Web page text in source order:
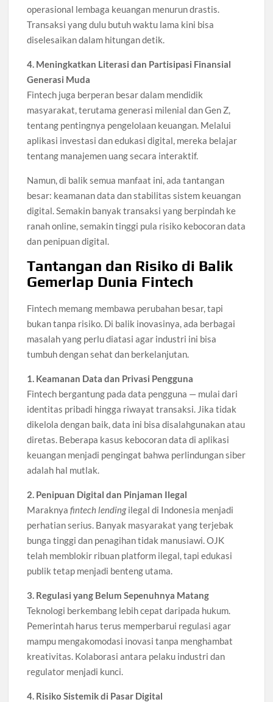
operasional lembaga keuangan menurun drastis.
Transaksi yang dulu butuh waktu lama kini bisa
diselesaikan dalam hitungan detik.
4. Meningkatkan Literasi dan Partisipasi Finansial
Generasi Muda
Fintech juga berperan besar dalam mendidik
masyarakat, terutama generasi milenial dan Gen Z,
tentang pentingnya pengelolaan keuangan. Melalui
aplikasi investasi dan edukasi digital, mereka belajar
tentang manajemen uang secara interaktif.
Namun, di balik semua manfaat ini, ada tantangan
besar: keamanan data dan stabilitas sistem keuangan
digital. Semakin banyak transaksi yang berpindah ke
ranah online, semakin tinggi pula risiko kebocoran data
dan penipuan digital.
Tantangan dan Risiko di Balik
Gemerlap Dunia Fintech
Fintech memang membawa perubahan besar, tapi
bukan tanpa risiko. Di balik inovasinya, ada berbagai
masalah yang perlu diatasi agar industri ini bisa
tumbuh dengan sehat dan berkelanjutan.
1. Keamanan Data dan Privasi Pengguna
Fintech bergantung pada data pengguna — mulai dari
identitas pribadi hingga riwayat transaksi. Jika tidak
dikelola dengan baik, data ini bisa disalahgunakan atau
diretas. Beberapa kasus kebocoran data di aplikasi
keuangan menjadi pengingat bahwa perlindungan siber
adalah hal mutlak.
2. Penipuan Digital dan Pinjaman Ilegal
Maraknyafintech lendingilegal di Indonesia menjadi
perhatian serius. Banyak masyarakat yang terjebak
bunga tinggi dan penagihan tidak manusiawi. OJK
telah memblokir ribuan platform ilegal, tapi edukasi
publik tetap menjadi benteng utama.
3. Regulasi yang Belum Sepenuhnya Matang
Teknologi berkembang lebih cepat daripada hukum.
Pemerintah harus terus memperbarui regulasi agar
mampu mengakomodasi inovasi tanpa menghambat
kreativitas. Kolaborasi antara pelaku industri dan
regulator menjadi kunci.
4. Risiko Sistemik di Pasar Digital